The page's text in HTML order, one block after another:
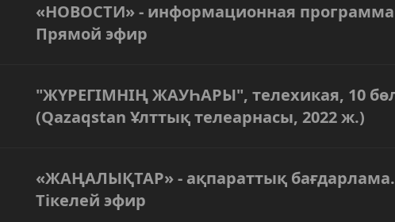
«НОВОСТИ» - информационная
Прямой эфир
"ЖҮРЕГІМНІҢ ЖАУҺАРЫ", телехикая, 10
(Qazaqstan Ұлттық телеарнасы, 2022 ж.)
«ЖАҢАЛЫҚТАР» - ақпараттық бағдарлама.
Тікелей эфир